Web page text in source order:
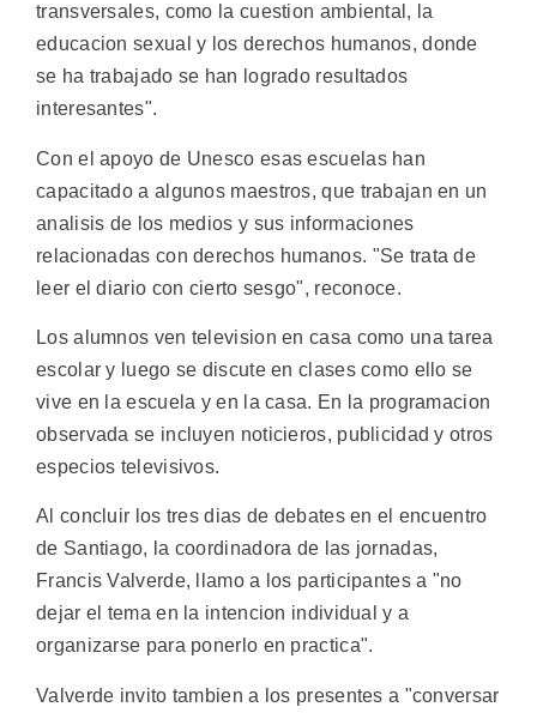
transversales, como la cuestion ambiental, la
educacion sexual y los derechos humanos, donde
se ha trabajado se han logrado resultados
interesantes".
Con el apoyo de Unesco esas escuelas han
capacitado a algunos maestros, que trabajan en un
analisis de los medios y sus informaciones
relacionadas con derechos humanos. "Se trata de
leer el diario con cierto sesgo", reconoce.
Los alumnos ven television en casa como una tarea
escolar y luego se discute en clases como ello se
vive en la escuela y en la casa. En la programacion
observada se incluyen noticieros, publicidad y otros
especios televisivos.
Al concluir los tres dias de debates en el encuentro
de Santiago, la coordinadora de las jornadas,
Francis Valverde, llamo a los participantes a "no
dejar el tema en la intencion individual y a
organizarse para ponerlo en practica".
Valverde invito tambien a los presentes a "conversar